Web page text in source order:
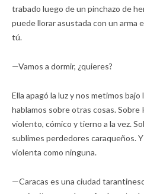
trabado luego de un pinchazo de
puede llorar asustada con un arma
tú.
—Vamos a dormir, ¿quieres?
Ella apagó la luz y nos metimos
hablamos sobre otras cosas.
violento, cómico y tierno a la vez.
sublimes perdedores caraqueños.
violenta como ninguna.
—Caracas es una ciudad